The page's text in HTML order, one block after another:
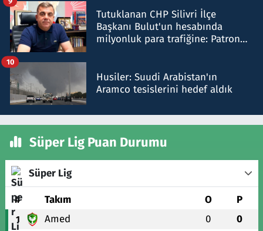
Tutuklanan CHP Silivri İlçe
Başkanı Bulut'un hesabında
milyonluk para trafiğine: Patron
Husiler: Suudi Arabistan'ın
Aramco tesislerini hedef aldık
10
Süper Lig Puan Durumu
Süper Lig
# Takım O P
1 Amed 0 0